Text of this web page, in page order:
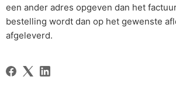
een ander adres opgeven dan het
bestelling wordt dan op het gewenste
afgeleverd.